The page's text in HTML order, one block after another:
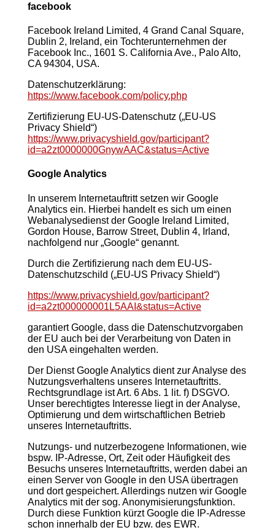
facebook
Facebook Ireland Limited, 4 Grand Canal Square,
Dublin 2, Ireland, ein Tochterunternehmen der
Facebook Inc., 1601 S. California Ave., Palo Alto,
CA 94304, USA.
Datenschutzerklärung:
https://www.facebook.com/policy.php
Zertifizierung EU-US-Datenschutz („EU-US
Privacy Shield“)
https://www.privacyshield.gov/participant?
id=a2zt0000000GnywAAC&status=Active
Google Analytics
In unserem Internetauftritt setzen wir Google
Analytics ein. Hierbei handelt es sich um einen
Webanalysedienst der Google Ireland Limited,
Gordon House, Barrow Street, Dublin 4, Irland,
nachfolgend nur „Google“ genannt.
Durch die Zertifizierung nach dem EU-US-
Datenschutzschild („EU-US Privacy Shield“)
https://www.privacyshield.gov/participant?
id=a2zt000000001L5AAI&status=Active
garantiert Google, dass die Datenschutzvorgaben
der EU auch bei der Verarbeitung von Daten in
den USA eingehalten werden.
Der Dienst Google Analytics dient zur Analyse des
Nutzungsverhaltens unseres Internetauftritts.
Rechtsgrundlage ist Art. 6 Abs. 1 lit. f) DSGVO.
Unser berechtigtes Interesse liegt in der Analyse,
Optimierung und dem wirtschaftlichen Betrieb
unseres Internetauftritts.
Nutzungs- und nutzerbezogene Informationen, wie
bspw. IP-Adresse, Ort, Zeit oder Häufigkeit des
Besuchs unseres Internetauftritts, werden dabei an
einen Server von Google in den USA übertragen
und dort gespeichert. Allerdings nutzen wir Google
Analytics mit der sog. Anonymisierungsfunktion.
Durch diese Funktion kürzt Google die IP-Adresse
schon innerhalb der EU bzw. des EWR.